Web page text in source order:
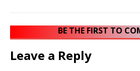
BE THE FIRST TO
Leave a Reply